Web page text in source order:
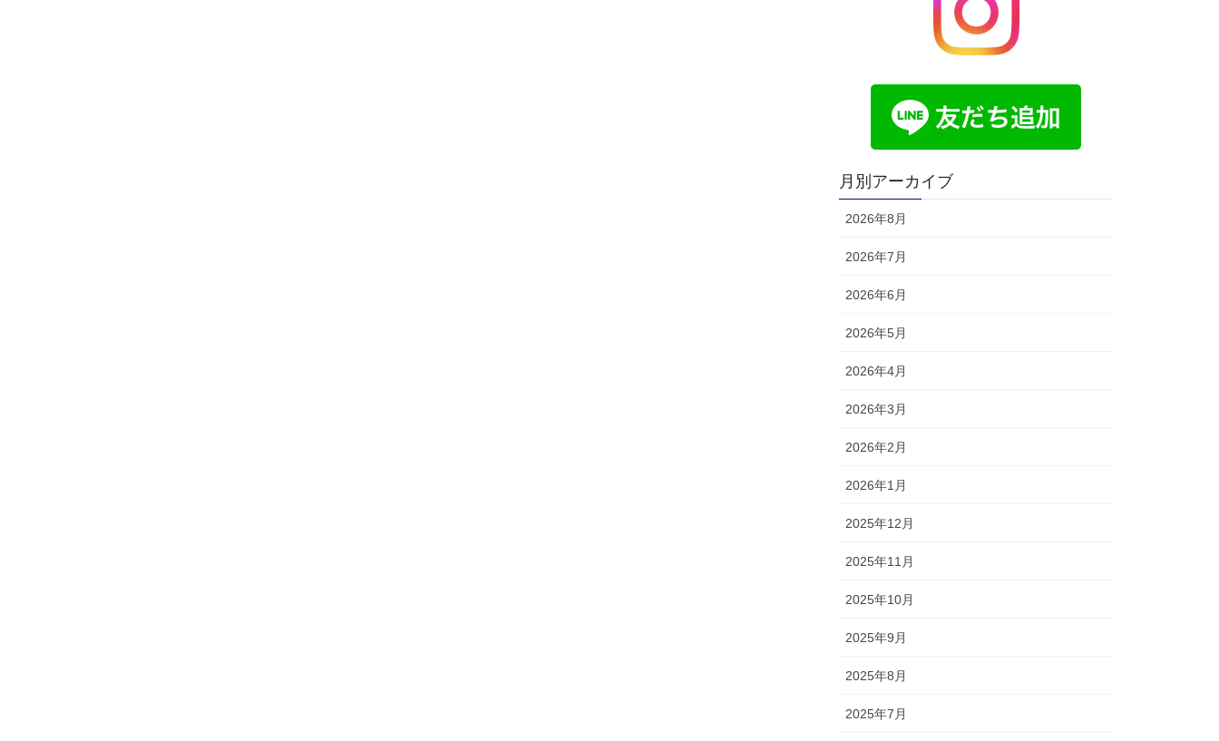
月別アーカイブ
2026年8月
2026年7月
2026年6月
2026年5月
2026年4月
2026年3月
2026年2月
2026年1月
2025年12月
2025年11月
2025年10月
2025年9月
2025年8月
2025年7月